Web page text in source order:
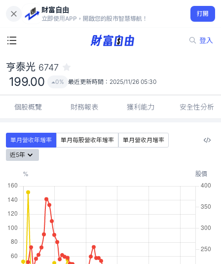
財富自由
立即使用APP，開啟您的股市智慧導航！
打開
登入
199.00
0%
亨泰光 6747
199.00 0% 最近更新時間： 2025/11/26 05:30
個股概覽 財務報表 獲利能力 安全性分析
單月營收年增率 單月每股營收年增率
單月營收月增率
近5年